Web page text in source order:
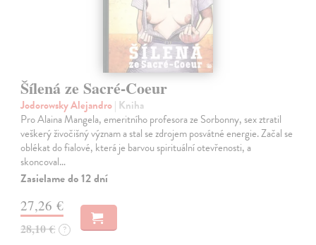
Šílená ze Sacré-Coeur
Jodorowsky Alejandro| Kniha
Pro Alaina Mangela, emeritního profesora ze Sorbonny, sex ztratil
veškerý živočišný význam a stal se zdrojem posvátné energie. Začal se
oblékat do fialové, která je barvou spirituální otevřenosti, a
skoncoval…
Zasielame do 12 dní
27,26 €
28,10 € ?